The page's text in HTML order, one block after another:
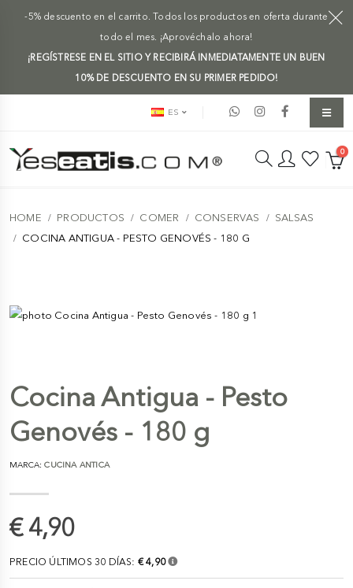
-5% descuento en el carrito. Todos los productos en oferta durante
todo el mes. ¡Aprovéchalo ahora!
¡REGÍSTRESE EN EL SITIO Y RECIBIRÁ INMEDIATAMENTE UN BUEN
10% DE DESCUENTO EN SU PRIMER PEDIDO!
ES
0
HOME PRODUCTOS COMER CONSERVAS
SALSAS
COCINA ANTIGUA - PESTO GENOVÉS - 180 G
Cocina Antigua - Pesto
Genovés - 180 g
MARCA:CUCINA ANTICA
€ 4,90
PRECIO ÚLTIMOS 30 DÍAS: € 4,90